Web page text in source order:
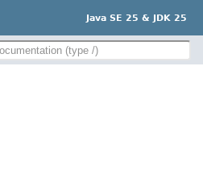
Java SE 25 & JDK 25